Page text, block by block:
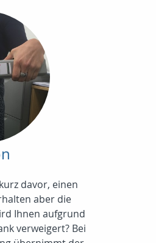
davor, einen
aber die
Ihnen aufgrund
verweigert? Bei